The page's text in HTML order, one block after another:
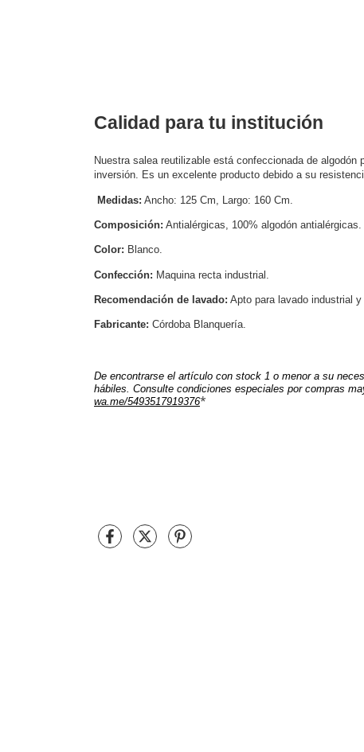
Calidad para tu institución
Nuestra salea reutilizable está confeccionada de
inversión. Es un excelente producto debido a su
Medidas: Ancho: 125 Cm, Largo: 160 Cm.
Composición: Antialérgicas, 100% algodón antialérgicas.
Color: Blanco.
Confección: Maquina recta industrial.
Recomendación de lavado: Apto para lavado industrial
Fabricante: Córdoba Blanquería.
De encontrarse el artículo con stock 1 o menor a su
hábiles. Consulte condiciones especiales por compras
wa.me/5493517919376*